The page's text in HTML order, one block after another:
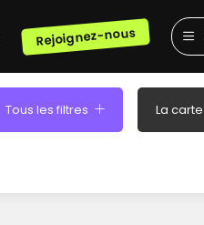
Rejoignez-nous
Tous les filtres La carte